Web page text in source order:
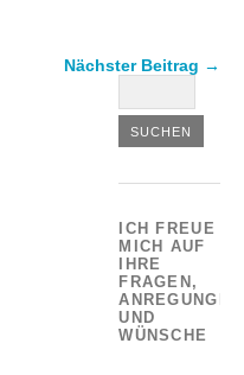
Nächster Beitrag →
ICH FREUE
MICH AUF
IHRE
FRAGEN,
ANREGUNGEN
UND
WÜNSCHE